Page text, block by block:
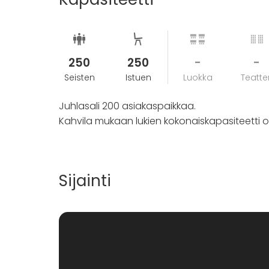
Ehdotuksia erilaisista kokonaisuuksista
sopivan kokonaisuuden.
Tarvittaessa huomioimme
osaamisestamme.
Hima & Salin juhlatila on ravintolan
250
Seisten
250
Istuen
-
Luokka
-
Juhlasali 200 asiakaspaikkaa.
Kahvila mukaan lukien kokonaiskapasiteetti
Sijainti